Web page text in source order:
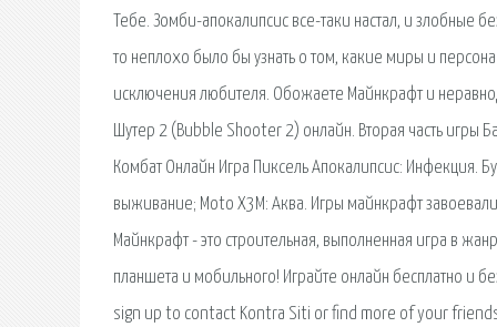
Тебе. Зомби-апокалипсис все-таки настал, и злобные
то неплохо было бы узнать о том, какие миры и
исключения любителя. Обожаете Майнкрафт и
Шутер 2 (Bubble Shooter 2) онлайн. Вторая часть игры
Комбат Онлайн Игра Пиксель Апокалипсис: Инфекция.
выживание; Moto X3M: Аква. Игры майнкрафт
Майнкрафт - это строительная, выполненная игра в
планшета и мобильного! Играйте онлайн бесплатно и
sign up to contact Kontra Siti or find more of your